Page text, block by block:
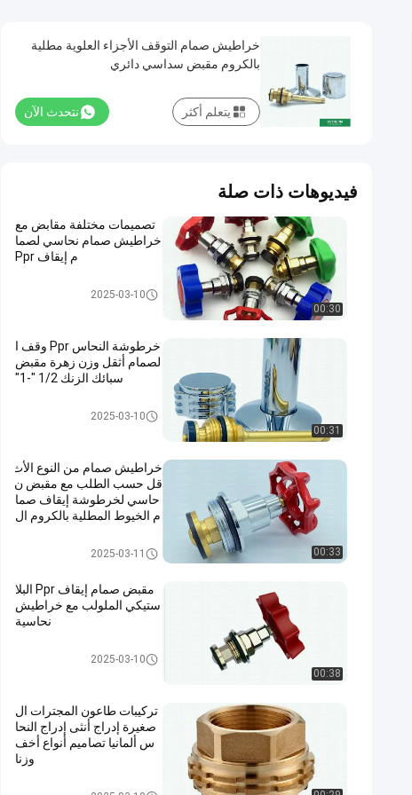
خراطيش صمام التوقف الأجزاء العلوية مطلية
بالكروم مقبض سداسي دائري
نتحدث الآن يتعلم أكثر
فيديوهات ذات صلة
00:30
تصميمات مختلفة مقابض مع
خراطيش صمام نحاسي لصما
م إيقاف Ppr
2025-03-10
00:31
خرطوشة النحاس Ppr وقف ا
لصمام أثقل وزن زهرة مقبض
سبائك الزنك 1/2 "-1"
2025-03-10
00:33
خراطيش صمام من النوع الأث
قل حسب الطلب مع مقبض ن
حاسي لخرطوشة إيقاف صما
م الخيوط المطلية بالكروم ال
2025-03-11
00:38
مقبض صمام إيقاف Ppr البلا
ستيكي الملولب مع خراطيش
نحاسية
2025-03-10
تركيبات طاعون المجترات ال
صغيرة إدراج أنثى إدراج النحا
س ألمانيا تصاميم أنواع أخف
وزنا